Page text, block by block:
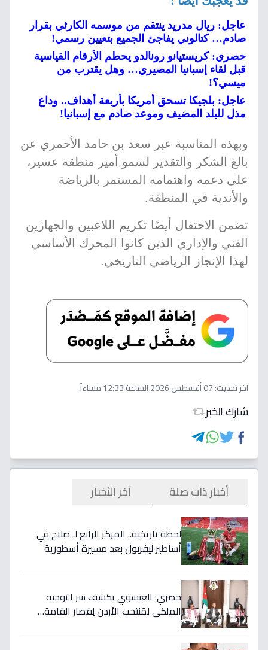
عاجل: ريال مدريد ينتقم من موسمه الكارثي بقرار
صادم… كتالوني يفاجئ الجميع بتعيين رسمي!
حصري: كريستيانو رونالدو يحطم الأرقام القياسية
قبل لقاء إسبانيا المصيري… وهل يقترب من
ميسي؟!
عاجل: بلجيكا تسحق أمريكا بأربعة أهداف.. وداع
مذل للبلد المضيف وموعد صادم مع إسبانيا!
وبهذه المناسبة عبر سعد بن حامد الأحمري عن
بالغ الشكر والتقدير لسمو أمير منطقة عسير،
على دعمه واهتمامه المستمر بالرياضة
والأندية في المنطقة.
تضمن الاحتفال أيضًا تكريم اللاعبين والجهازين
الفني والإداري الذين كانوا المحرك الأساسي
لهذا الإنجاز الرياضي التاريخي.
اخر تحديث:07 أغسطس 2026 الساعة 12:33 مساءاً
شارك الخبر
أخبار ذات صلة آخر الأخبار
لحظة تاريخية.. المركز الرابع لـ صلاح في
أساطير ليفربول بعد مسيرة أسطورية
حصري: العيسوي يكشف سر التوجيه
الملكي لمُنتخب الأردن لِقصار القامة…